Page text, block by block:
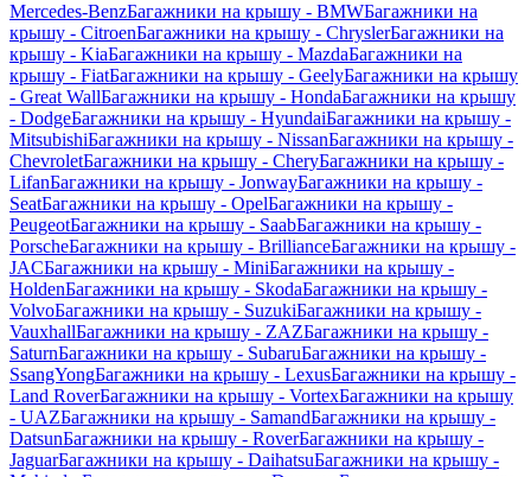
Mercedes-BenzБагажники на крышу - BMWБагажники на
крышу - CitroenБагажники на крышу - ChryslerБагажники на
крышу - KiaБагажники на крышу - MazdaБагажники на
крышу - FiatБагажники на крышу - GeelyБагажники на крышу
- Great WallБагажники на крышу - HondaБагажники на крышу
- DodgeБагажники на крышу - HyundaiБагажники на крышу -
MitsubishiБагажники на крышу - NissanБагажники на крышу -
ChevroletБагажники на крышу - CheryБагажники на крышу -
LifanБагажники на крышу - JonwayБагажники на крышу -
SeatБагажники на крышу - OpelБагажники на крышу -
PeugeotБагажники на крышу - SaabБагажники на крышу -
PorscheБагажники на крышу - BrillianceБагажники на крышу -
JACБагажники на крышу - MiniБагажники на крышу -
HoldenБагажники на крышу - SkodaБагажники на крышу -
VolvoБагажники на крышу - SuzukiБагажники на крышу -
VauxhallБагажники на крышу - ZAZБагажники на крышу -
SaturnБагажники на крышу - SubaruБагажники на крышу -
SsangYongБагажники на крышу - LexusБагажники на крышу -
Land RoverБагажники на крышу - VortexБагажники на крышу
- UAZБагажники на крышу - SamandБагажники на крышу -
DatsunБагажники на крышу - RoverБагажники на крышу -
JaguarБагажники на крышу - DaihatsuБагажники на крышу -